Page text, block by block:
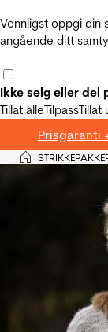
Vennligst oppgi din
angående ditt
Ikke selg eller del
Tillat alleTilpassTillat
Prisgaranti
Hjem
>